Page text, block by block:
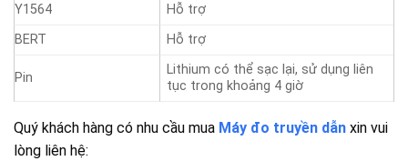
Y1564
Hỗ trợ
BERT
Hỗ trợ
Pin
Lithium có thể sạc lại, sử dụng liên
tục trong khoảng 4 giờ
Quý khách hàng có nhu cầu mua Máy đo truyền dẫn xin vui
lòng liên hệ: